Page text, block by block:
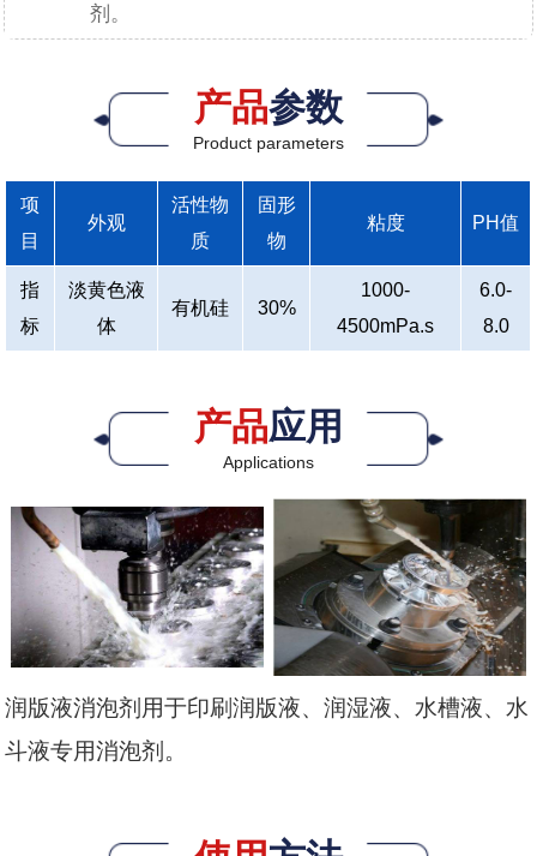
剂。
产品参数
Product parameters
项
目
外观
活性物
质
固形
物
粘度 PH值
指
标
淡黄色液
体
有机硅 30%
1000-
4500mPa.s
6.0-
8.0
产品应用
Applications
润版液消泡剂用于印刷润版液、润湿液、水槽液、水
斗液专用消泡剂。